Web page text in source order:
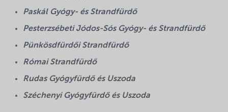
Paskál Gyógy- és Strandfürdő
Pesterzsébeti Jódos-Sós Gyógy- és Strandfürdő
Pünkösdfürdői Strandfürdő
Római Strandfürdő
Rudas Gyógyfürdő és Uszoda
Széchenyi Gyógyfürdő és Uszoda